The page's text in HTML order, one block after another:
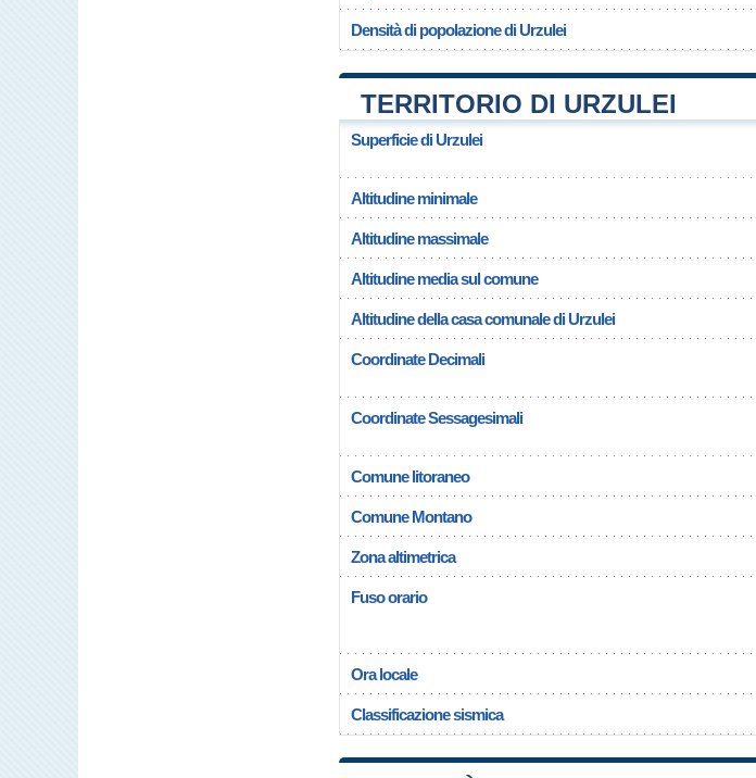
Densità di popolazione di Urzulei
TERRITORIO DI URZULEI
Superficie di Urzulei
Altitudine minimale
Altitudine massimale
Altitudine media sul comune
Altitudine della casa comunale di Urzulei
Coordinate Decimali
Coordinate Sessagesimali
Comune litoraneo
Comune Montano
Zona altimetrica
Fuso orario
Ora locale
Classificazione sismica